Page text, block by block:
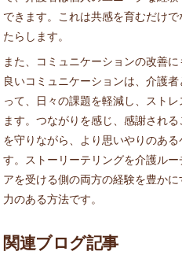
できます。これは共感を育むだけ
たらします。
また、コミュニケーションの改善
良いコミュニケーションは、介護
って、日々の課題を軽減し、スト
ます。つながりを感じ、感謝され
を守りながら、より思いやりのあ
す。ストーリーテリングを介護ル
アを受ける側の両方の経験を豊か
力のある方法です。
関連ブログ記事